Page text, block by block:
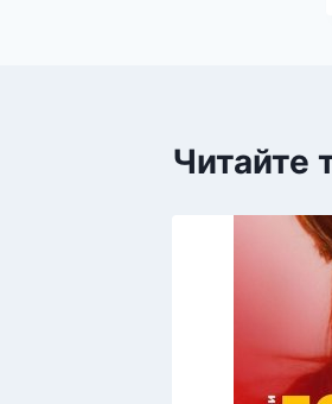
Читайте